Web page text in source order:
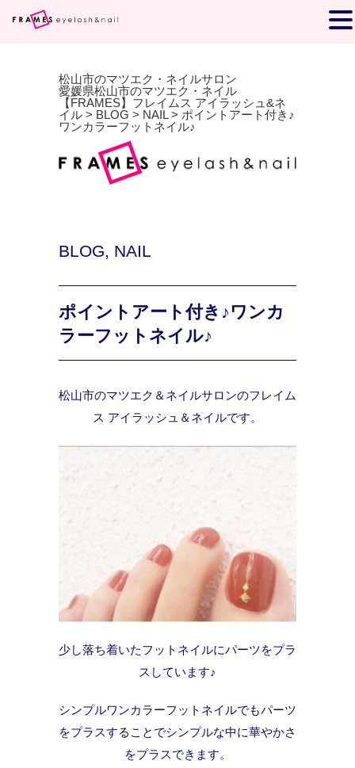
松山市のマツエク・ネイルサロン
愛媛県松山市のマツエク・ネイル
【FRAMES】フレイムス アイラッシュ&ネ
イル > BLOG > NAIL> ポイントアート付き♪
ワンカラーフットネイル♪
BLOG, NAIL
ポイントアート付き♪ワンカ
ラーフットネイル♪
松山市のマツエク＆ネイルサロンのフレイム
ス アイラッシュ＆ネイルです。
少し落ち着いたフットネイルにパーツをプラ
スしています♪
シンプルワンカラーフットネイルでもパーツ
をプラスすることでシンプルな中に華やかさ
をプラスできます。